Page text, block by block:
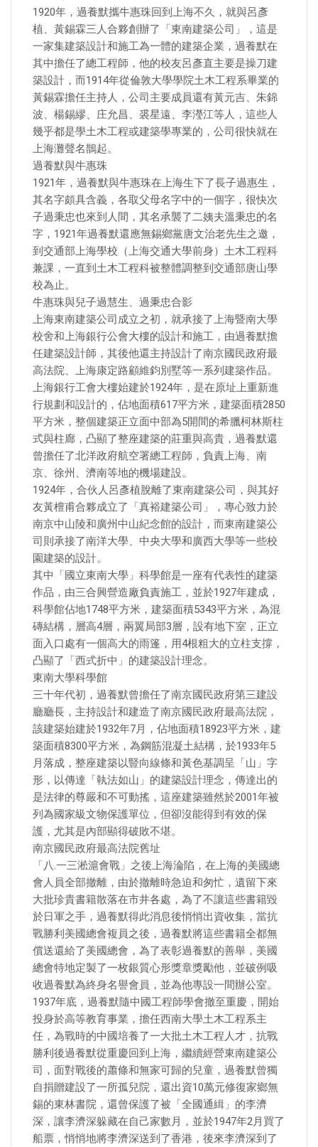
1920年，過養默攜牛惠珠回到上海不久，就與呂彥
植、黃錫霖三人合夥創辦了「東南建築公司」，這是
一家集建築設計和施工為一體的建築企業，過養默在
其中擔任了總工程師，他的校友呂彥直主要是操刀建
築設計，而1914年從倫敦大學學院土木工程系畢業的
黃錫霖擔任主持人，公司主要成員還有黃元吉、朱錦
波、楊錫繆、庄允昌、裘星遠、李瀅江等人，這些人
幾乎都是學土木工程或建築學專業的，公司很快就在
上海灘聲名鵲起。
過養默與牛惠珠
1921年，過養默與牛惠珠在上海生下了長子過惠生，
其名字頗具含義，各取父母名字中的一個字，很快次
子過秉忠也來到人間，其名承襲了二姨夫溫秉忠的名
字，1921年過養默還應無錫鄉黨唐文治老先生之邀，
到交通部上海學校（上海交通大學前身）土木工程科
兼課，一直到土木工程科被整體調整到交通部唐山學
校為止。
牛惠珠與兒子過慧生、過秉忠合影
上海東南建築公司成立之初，就承接了上海暨南大學
校舍和上海銀行公會大樓的設計和施工，由過養默擔
任建築設計師，其後他還主持設計了南京國民政府最
高法院、上海康定路顧維鈞別墅等一系列建築作品。
上海銀行工會大樓始建於1924年，是在原址上重新進
行規劃和設計的，佔地面積617平方米，建築面積2850
平方米，整個建築正立面中部為5開間的希臘柯林斯柱
式與柱廊，凸顯了整座建築的莊重與高貴，過養默還
曾擔任了北洋政府航空署總工程師，負責上海、南
京、徐州、濟南等地的機場建設。
1924年，合伙人呂彥植脫離了東南建築公司，與其好
友黃檀甫合夥成立了「真裕建築公司」，專心致力於
南京中山陵和廣州中山紀念館的設計，而東南建築公
司則承接了南洋大學、中央大學和廣西大學等一些校
園建築的設計。
其中「國立東南大學」科學館是一座有代表性的建築
作品，由三合興營造廠負責施工，並於1927年建成，
科學館佔地1748平方米，建築面積5343平方米，為混
磚結構，層高4層，兩翼局部3層，設有地下室，正立
面入口處有一個高大的雨篷，用4根粗大的立柱支撐，
凸顯了「西式折中」的建築設計理念。
東南大學科學館
三十年代初，過養默曾擔任了南京國民政府第三建設
廳廳長，主持設計和建造了南京國民政府最高法院，
該建築始建於1932年7月，佔地面積18923平方米，建
築面積8300平方米，為鋼筋混凝土結構，於1933年5
月落成，整座建築以豎向線條和黃色基調呈「山」字
形，以傳達「執法如山」的建築設計理念，傳達出的
是法律的尊嚴和不可動搖，這座建築雖然於2001年被
列為國家級文物保護單位，但卻沒能得到有效的保
護，尤其是內部顯得破敗不堪。
南京國民政府最高法院舊址
「八.一三淞滬會戰」之後上海淪陷，在上海的美國總
會人員全部撤離，由於撤離時急迫和匆忙，遺留下來
大批珍貴書籍散落在市井各處，為了不讓這些書籍毀
於日軍之手，過養默得此消息後悄悄出資收集，當抗
戰勝利美國總會複員之後，過養默將這些書籍全都無
償送還給了美國總會，為了表彰過養默的善舉，美國
總會特地定製了一枚銀質心形獎章獎勵他，並破例吸
收過養默為終身名譽會員，並為他專設一間辦公室。
1937年底，過養默隨中國工程師學會撤至重慶，開始
投身於高等教育事業，擔任西南大學土木工程系主
任，為戰時的中國培養了一大批土木工程人才，抗戰
勝利後過養默從重慶回到上海，繼續經營東南建築公
司，面對戰後的蕭條和無家可歸的兒童，過養默曾獨
自捐贈建設了一所孤兒院，還出資10萬元修復家鄉無
錫的東林書院，還曾保護了被「全國通緝」的李濟
深，讓李濟深躲藏在自己家數月，並於1947年2月買了
船票，悄悄地將李濟深送到了香港，後來李濟深到了